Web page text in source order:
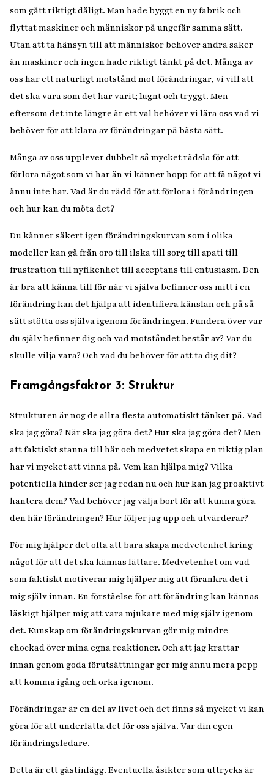
som gått riktigt dåligt. Man hade byggt en ny fabrik och
flyttat maskiner och människor på ungefär samma sätt.
Utan att ta hänsyn till att människor behöver andra saker
än maskiner och ingen hade riktigt tänkt på det. Många av
oss har ett naturligt motstånd mot förändringar, vi vill att
det ska vara som det har varit; lugnt och tryggt. Men
eftersom det inte längre är ett val behöver vi lära oss vad vi
behöver för att klara av förändringar på bästa sätt.
Många av oss upplever dubbelt så mycket rädsla för att
förlora något som vi har än vi känner hopp för att få något vi
ännu inte har. Vad är du rädd för att förlora i förändringen
och hur kan du möta det?
Du känner säkert igen förändringskurvan som i olika
modeller kan gå från oro till ilska till sorg till apati till
frustration till nyfikenhet till acceptans till entusiasm. Den
är bra att känna till för när vi själva befinner oss mitt i en
förändring kan det hjälpa att identifiera känslan och på så
sätt stötta oss själva igenom förändringen. Fundera över var
du själv befinner dig och vad motståndet består av? Var du
skulle vilja vara? Och vad du behöver för att ta dig dit?
Framgångsfaktor 3: Struktur
Strukturen är nog de allra flesta automatiskt tänker på. Vad
ska jag göra? När ska jag göra det? Hur ska jag göra det? Men
att faktiskt stanna till här och medvetet skapa en riktig plan
har vi mycket att vinna på. Vem kan hjälpa mig? Vilka
potentiella hinder ser jag redan nu och hur kan jag proaktivt
hantera dem? Vad behöver jag välja bort för att kunna göra
den här förändringen? Hur följer jag upp och utvärderar?
För mig hjälper det ofta att bara skapa medvetenhet kring
något för att det ska kännas lättare. Medvetenhet om vad
som faktiskt motiverar mig hjälper mig att förankra det i
mig själv innan. En förståelse för att förändring kan kännas
läskigt hjälper mig att vara mjukare med mig själv igenom
det. Kunskap om förändringskurvan gör mig mindre
chockad över mina egna reaktioner. Och att jag krattar
innan genom goda förutsättningar ger mig ännu mera pepp
att komma igång och orka igenom.
Förändringar är en del av livet och det finns så mycket vi kan
göra för att underlätta det för oss själva. Var din egen
förändringsledare.
Detta är ett gästinlägg. Eventuella åsikter som uttrycks är